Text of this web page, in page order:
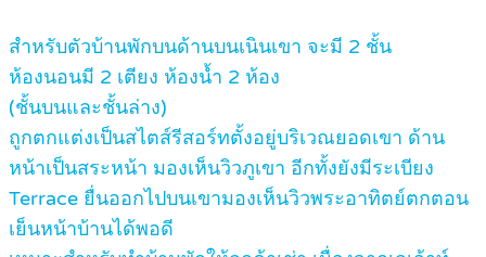
สำหรับตัวบ้านพักบนด้านบนเนินเขา จะมี 2 ชั้น
ห้องนอนมี 2 เตียง ห้องน้ำ 2 ห้อง
(ชั้นบนและชั้นล่าง)
ถูกตกแต่งเป็นสไตส์รีสอร์ทตั้งอยู่บริเวณยอดเขา ด้าน
หน้าเป็นสระหน้า มองเห็นวิวภูเขา อีกทั้งยังมีระเบียง
Terrace ยื่นออกไปบนเขามองเห็นวิวพระอาทิตย์ตกตอน
เย็นหน้าบ้านได้พอดี